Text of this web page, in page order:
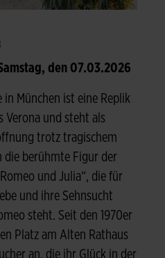
den 07.03.2026
München ist eine Replik
Verona und steht als
trotz tragischem
die berühmte Figur der
und Julia“, die für
und ihre Sehnsucht
steht. Seit den 1970er
Platz am Alten Rathaus
an, die ihr Glück in der